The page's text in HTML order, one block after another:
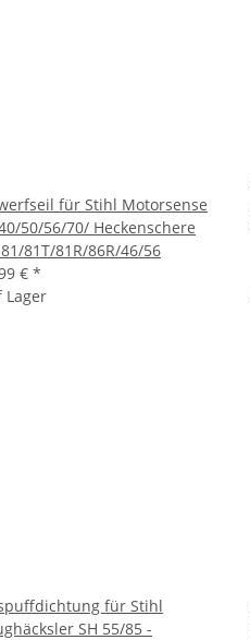
für Stihl Motorsense
50/56/70/ Heckenschere
81/81T/81R/86R/46/56
€ *
Lager
für Stihl
SH 55/85 -